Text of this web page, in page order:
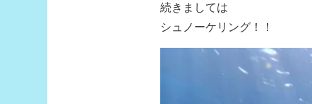
続きましては
シュノーケリング！！